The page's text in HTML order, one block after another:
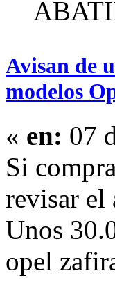
Avisan de
modelos
« en: 07
Si
revisar el
Unos
opel